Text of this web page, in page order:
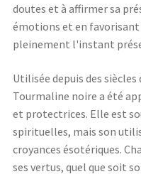
doutes et à affirmer sa
émotions et en
pleinement l'instant
Utilisée depuis des
Tourmaline noire a été
et protectrices. Elle est
spirituelles, mais son
croyances ésotériques.
ses vertus, quel que soit